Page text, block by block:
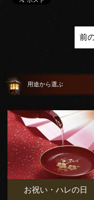
前
用途から選ぶ
お祝い・ハレの日